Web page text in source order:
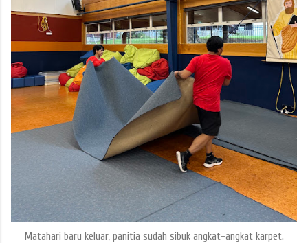
Matahari baru keluar, panitia sudah sibuk angkat-angkat karpet.